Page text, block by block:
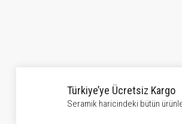
Türkiye’ye Ücretsiz Kargo
Seramik haricindeki bütün